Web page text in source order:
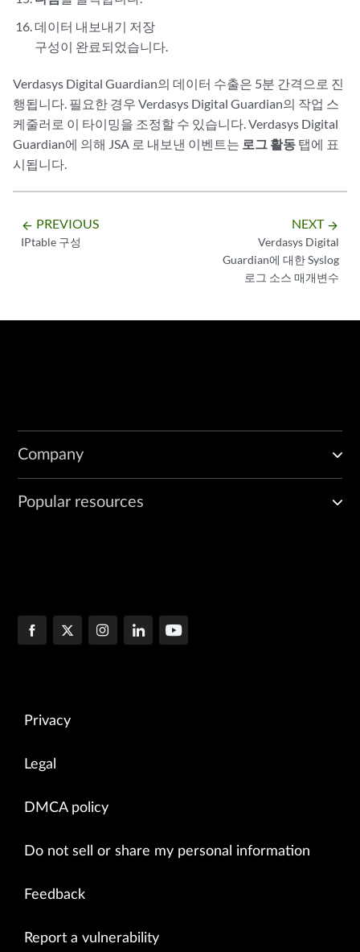
데이터 내보내기 저장
구성이 완료되었습니다.
Verdasys Digital Guardian의 데이터 수출은 5분 간격으로 진
행됩니다. 필요한 경우 Verdasys Digital Guardian의 작업 스
케줄러로 이 타이밍을 조정할 수 있습니다. Verdasys Digital
Guardian에 의해 JSA 로 내보낸 이벤트는 로그 활동 탭에 표
시됩니다.
arrow_backward PREVIOUS
IPtable 구성
NEXT arrow_forward
Verdasys Digital
Guardian에 대한 Syslog
로그 소스 매개변수
Company
Popular resources
Privacy
Legal
DMCA policy
Do not sell or share my personal information
Feedback
Report a vulnerability